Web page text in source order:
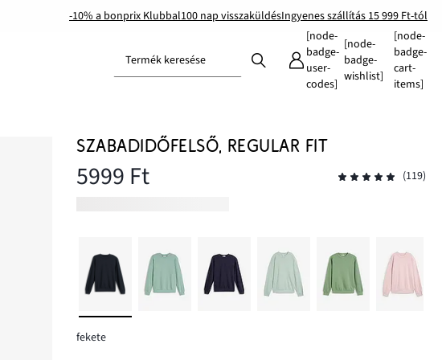
-10% a bonprix Klubbal100 nap visszaküldésIngyenes szállítás 15 999 Ft-tól
Termék keresése
[node-
badge-
user-
codes]
[node-
badge-
wishlist]
[node-
badge-
cart-
items]
SZABADIDŐFELSŐ, REGULAR FIT
5999 Ft (119)
fekete